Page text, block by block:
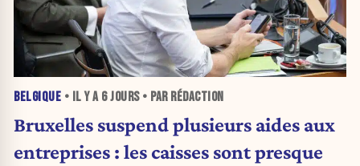
BELGIQUE • IL Y A 6 JOURS• PAR RÉDACTION
Bruxelles suspend plusieurs aides aux
entreprises : les caisses sont presque